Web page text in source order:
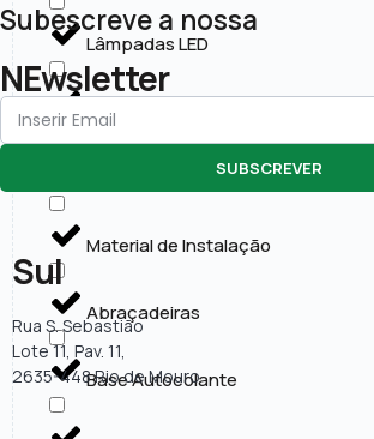
Lâmpadas LED
Painéis LED
Projectores LED
Material de Instalação
Abraçadeiras
Base Autocolante
Subescreve a nossa
NEwsletter
SUBSCREVER
Sul
Rua S. Sebastião
Lote 11, Pav. 11,
2635-448 Rio de Mouro